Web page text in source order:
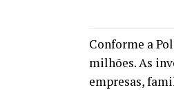
Conforme a
milhões. As
empresas,